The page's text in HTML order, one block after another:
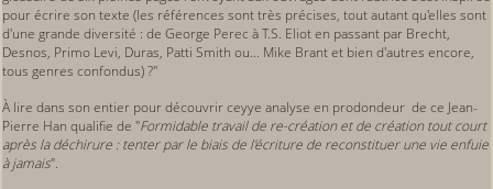
pour écrire son texte (les références sont très précises, tout autant qu'elles sont
d'une grande diversité : de George Perec à T.S. Eliot en passant par Brecht,
Desnos, Primo Levi, Duras, Patti Smith ou... Mike Brant et bien d'autres encore,
tous genres confondus) ?"
À lire dans son entier pour découvrir ceyye analyse en prodondeur de ce Jean-
Pierre Han qualifie de "Formidable travail de re-création et de création tout court
après la déchirure : tenter par le biais de l'écriture de reconstituer une vie enfuie
à jamais".